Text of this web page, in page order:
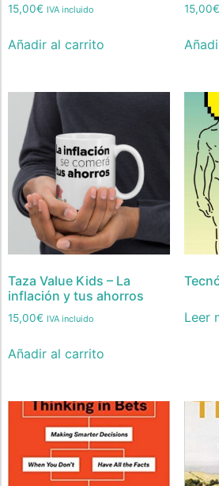
15,00€ IVA incluido
Añadir al carrito
15,00€
Taza Value Kids – La
inflación y tus ahorros
15,00€ IVA incluido
Añadir al carrito
Leer